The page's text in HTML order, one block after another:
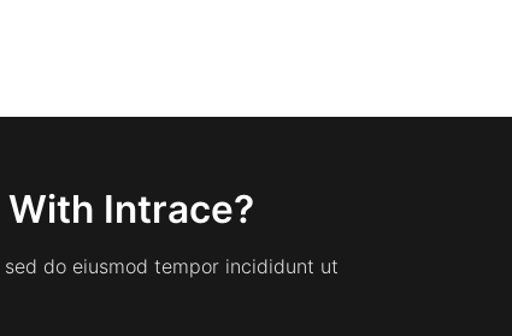
Intrace?
do eiusmod tempor incididunt ut